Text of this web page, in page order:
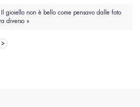
gioiello non è bello come pensavo dalle foto
diverso »